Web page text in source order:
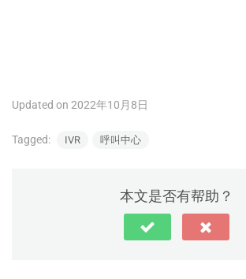
Updated on 2022年10月8日
Tagged: IVR 呼叫中心
本文是否有帮助？